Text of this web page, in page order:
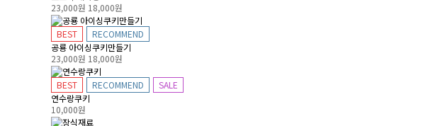
23,000원 18,000원
BEST
RECOMMEND
공룡 아이싱쿠키만들기
23,000원 18,000원
BEST RECOMMEND
SALE
연수랑쿠키
10,000원